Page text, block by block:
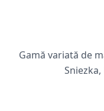
Gamă variată de